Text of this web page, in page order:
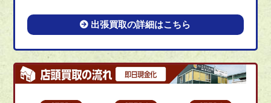
出張買取の詳細はこちら